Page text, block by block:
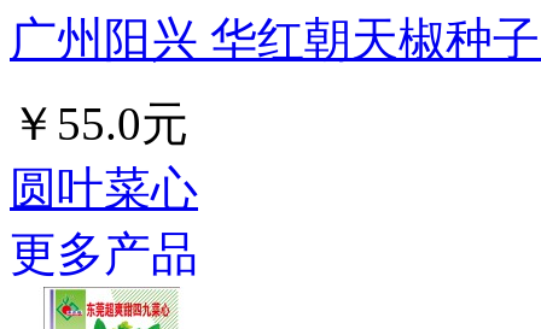
广州阳兴 华红朝天椒种
￥55.0元
圆叶菜心
更多产品